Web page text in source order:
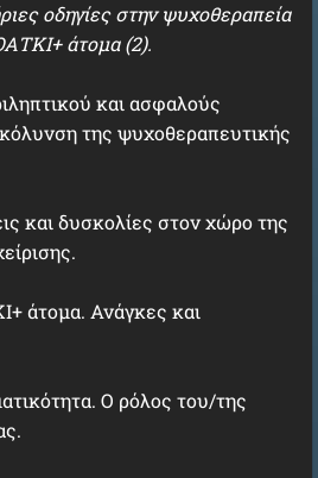
οδηγίες στην ψυχοθεραπεία
άτομα (2).
και ασφαλούς
της ψυχοθεραπευτικής
και δυσκολίες στον χώρο της
άτομα. Ανάγκες και
Ο ρόλος του/της